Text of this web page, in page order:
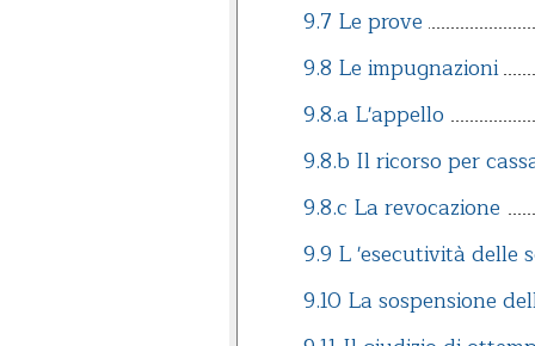
9.7 Le prove
9.8 Le impugnazioni
9.8.a L'appello
9.8.b Il ricorso per
9.8.c La revocazione
9.9 L 'esecutività delle
9.10 La sospensione